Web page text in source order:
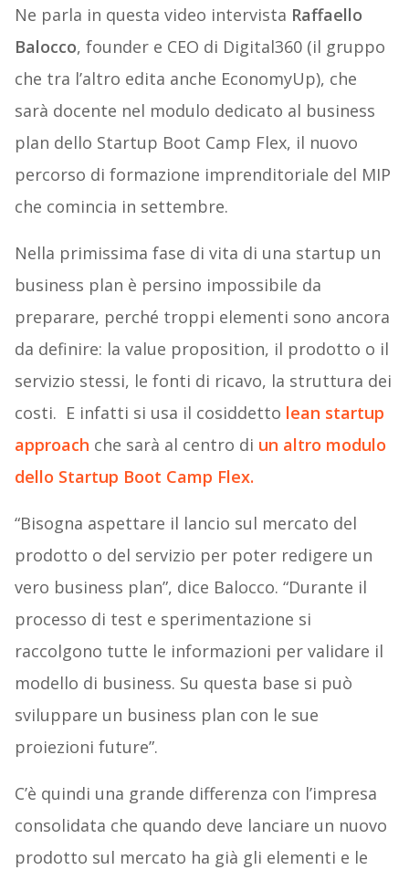
Ne parla in questa video intervista Raffaello
Balocco, founder e CEO di Digital360 (il gruppo
che tra l’altro edita anche EconomyUp), che
sarà docente nel modulo dedicato al business
plan dello Startup Boot Camp Flex, il nuovo
percorso di formazione imprenditoriale del MIP
che comincia in settembre.
Nella primissima fase di vita di una startup un
business plan è persino impossibile da
preparare, perché troppi elementi sono ancora
da definire: la value proposition, il prodotto o il
servizio stessi, le fonti di ricavo, la struttura dei
costi. E infatti si usa il cosiddetto lean startup
approach che sarà al centro di un altro modulo
dello Startup Boot Camp Flex.
“Bisogna aspettare il lancio sul mercato del
prodotto o del servizio per poter redigere un
vero business plan”, dice Balocco. “Durante il
processo di test e sperimentazione si
raccolgono tutte le informazioni per validare il
modello di business. Su questa base si può
sviluppare un business plan con le sue
proiezioni future”.
C’è quindi una grande differenza con l’impresa
consolidata che quando deve lanciare un nuovo
prodotto sul mercato ha già gli elementi e le